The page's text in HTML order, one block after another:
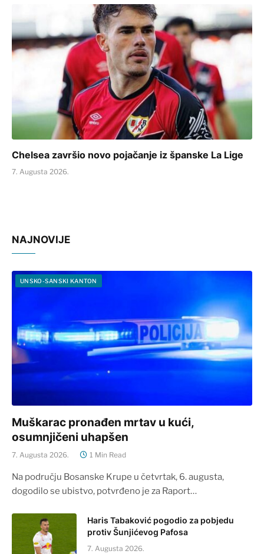
Chelsea završio novo pojačanje iz španske La Lige
7. Augusta 2026.
NAJNOVIJE
UNSKO-SANSKI KANTON
Muškarac pronađen mrtav u kući,
osumnjičeni uhapšen
7. Augusta 2026. 1 Min Read
Na području Bosanske Krupe u četvrtak, 6. augusta,
dogodilo se ubistvo, potvrđeno je za Raport…
Haris Tabaković pogodio za pobjedu
protiv Šunjićevog Pafosa
7. Augusta 2026.